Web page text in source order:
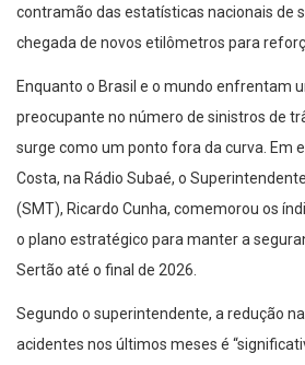
contramão das estatísticas nacionais de
chegada de novos etilômetros para
Enquanto o Brasil e o mundo enfrentam
preocupante no número de sinistros de
surge como um ponto fora da curva. Em
Costa, na Rádio Subaé, o
(SMT), Ricardo Cunha, comemorou os
o plano estratégico para manter a
Sertão até o final de 2026.
Segundo o superintendente, a redução
acidentes nos últimos meses é